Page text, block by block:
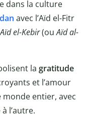
dans la culture
avec l’Aïd el-Fitr
Aïd el-Kebir(ouAïd al-
la gratitude
et l’amour
monde entier, avec
l’autre.